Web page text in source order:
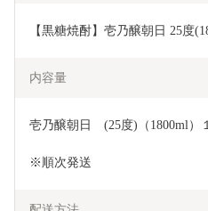
【黒糖焼酎】壱乃醸朝日 25度
内容量
壱乃醸朝日　(25度)（1800ml）
※順次発送